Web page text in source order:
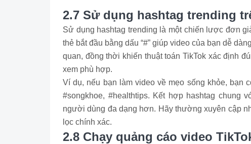
2.7 Sử dụng hashtag trending
Sử dụng hashtag trending là một chiến lược đơn
thẻ bắt đầu bằng dấu “#” giúp video của bạn dễ
quan, đồng thời khiến thuật toán TikTok xác định
xem phù hợp.
Ví dụ, nếu bạn làm video về mẹo sống khỏe, bạn
#songkhoe, #healthtips. Kết hợp hashtag chung
người dùng đa dạng hơn. Hãy thường xuyên cập
lọc chính xác.
2.8 Chạy quảng cáo video